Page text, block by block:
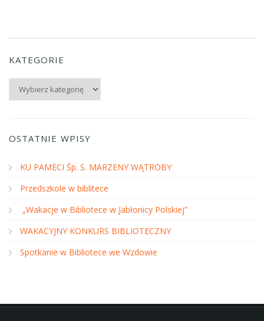
KATEGORIE
Kategorie
OSTATNIE WPISY
KU PAMECI Śp. S. MARZENY WĄTROBY
Przedszkole w biblitece
„Wakacje w Bibliotece w Jabłonicy Polskiej”
WAKACYJNY KONKURS BIBLIOTECZNY
Spotkanie w Bibliotece we Wzdowie